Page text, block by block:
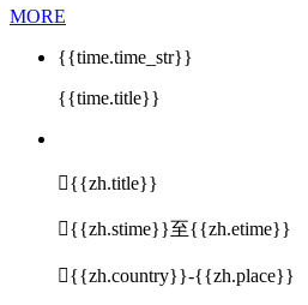
MORE
{{time.time_str}}
{{time.title}}
{{zh.title}}
{{zh.stime}}至{{zh.etime}}
{{zh.country}}-{{zh.place}}